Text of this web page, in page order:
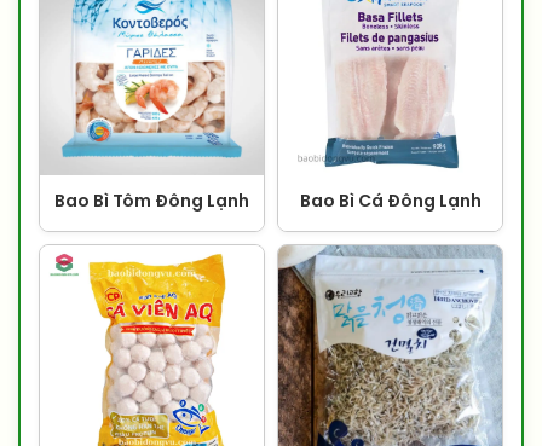
Bao Bì Tôm Đông Lạnh Bao Bì Cá Đông Lạnh